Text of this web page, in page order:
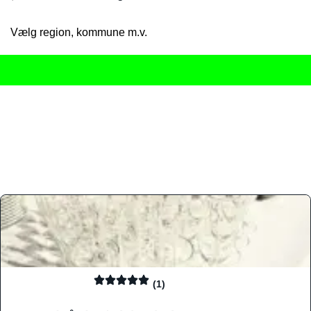
Vælg region, kommune m.v.
(1)